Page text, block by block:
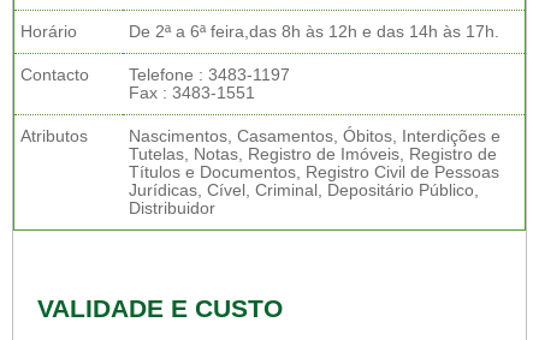
Horário De 2ª a 6ª feira,das 8h às 12h e das 14h às 17h.
Contacto
Telefone : 3483-1197
Fax : 3483-1551
Atributos
Nascimentos, Casamentos, Óbitos, Interdições e
Tutelas, Notas, Registro de Imóveis, Registro de
Títulos e Documentos, Registro Civil de Pessoas
Jurídicas, Cível, Criminal, Depositário Público,
Distribuidor
VALIDADE E CUSTO